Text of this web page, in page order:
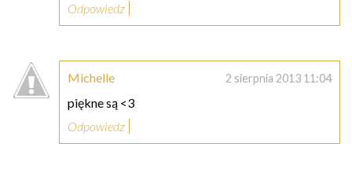
Odpowiedz
Michelle 2 sierpnia 2013 11:04
piękne są <3
Odpowiedz